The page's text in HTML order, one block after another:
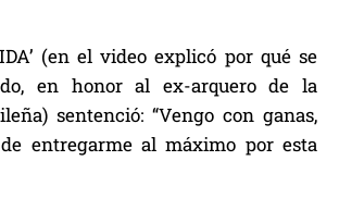
(en el video explicó por qué se
en honor al ex-arquero de la
sentenció: “Vengo con ganas,
entregarme al máximo por esta